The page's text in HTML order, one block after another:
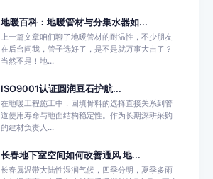
地暖百科：地暖管材与分集水器如...
上一篇文章咱们聊了地暖管材的耐温性，不少朋友
在后台问我，管子选好了，是不是就万事大吉了？
当然不是！地...
ISO9001认证圆润豆石护航...
在地暖工程施工中，回填骨料的选择直接关系到管
道使用寿命与地面结构稳定性。作为长期深耕采购
的建材负责人...
长春地下室空间如何改善通风 地...
长春属温带大陆性湿润气候，四季分明，夏季多雨